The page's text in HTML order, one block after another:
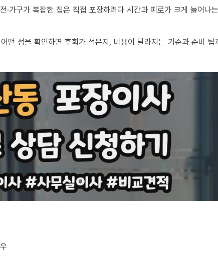
·가구가 복잡한 집은 직접 포장하려다 시간과 피로가 크게 늘어나
떤 점을 확인하면 후회가 적은지, 비용이 달라지는 기준과 준비